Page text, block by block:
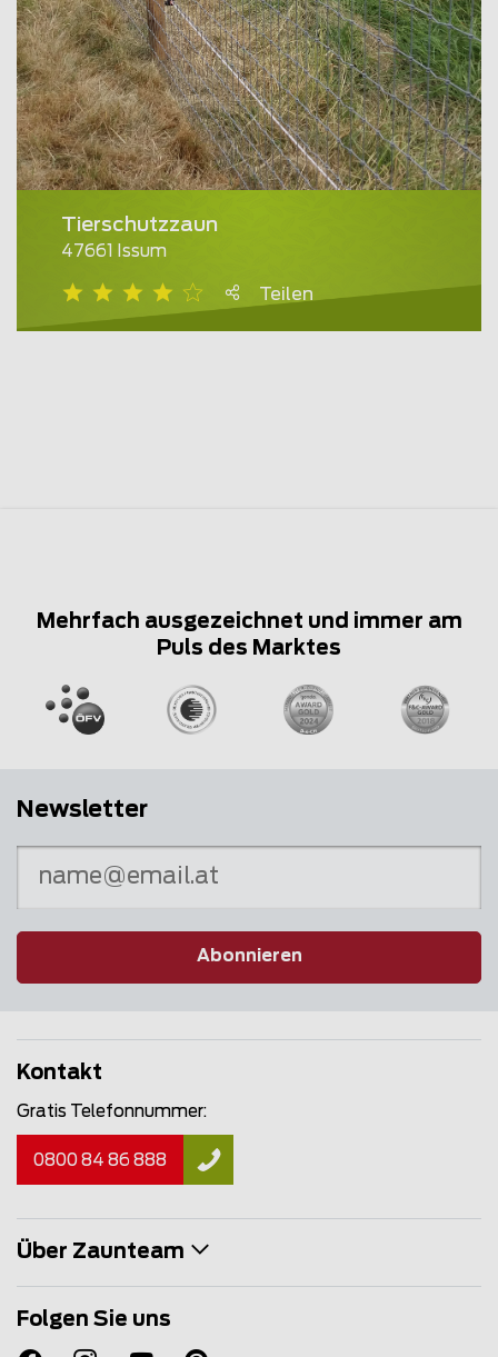
Tierschutzzaun
47661 Issum
Teilen
Mehrfach ausgezeichnet und immer am
Puls des Marktes
Newsletter
Abonnieren
Kontakt
Gratis Telefonnummer:
0800 84 86 888
Über Zaunteam
Folgen Sie uns